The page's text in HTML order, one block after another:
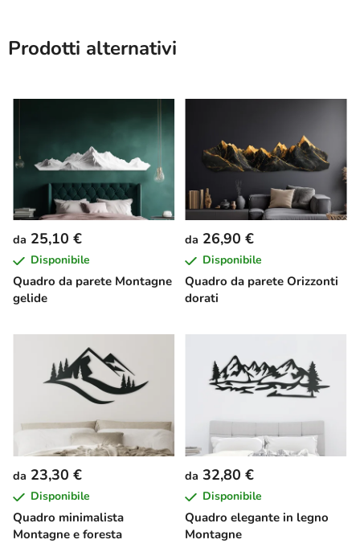
Prodotti alternativi
Quadro da parete Montagne
gelide
da 25,10 €
Disponibile
Quadro da parete Orizzonti
dorati
da 26,90 €
Disponibile
Quadro minimalista
Montagne e foresta
da 23,30 €
Disponibile
Quadro elegante in legno
Montagne
da 32,80 €
Disponibile